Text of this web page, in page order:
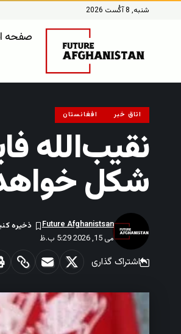
شنبه, 8 آگُست 2026
صفحه
اتاق خبر افغانستان
نقیب‌الله
شکل
می 15, 2026 5:29 ب.ظ
Future Afghanistsan
اشتراک گذاری